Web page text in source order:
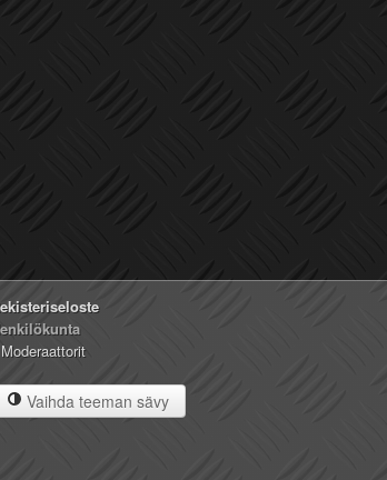
Moderaattorit
Vaihda teeman sävy